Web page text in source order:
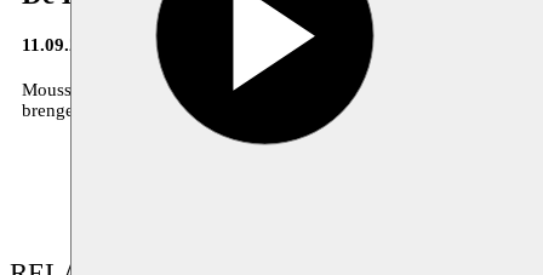
11.09.2014
Moussem Nomadisch Kunstencentrum is te gast tijdens Theater
brengen we
De Handen van Fatma naar Oostende.